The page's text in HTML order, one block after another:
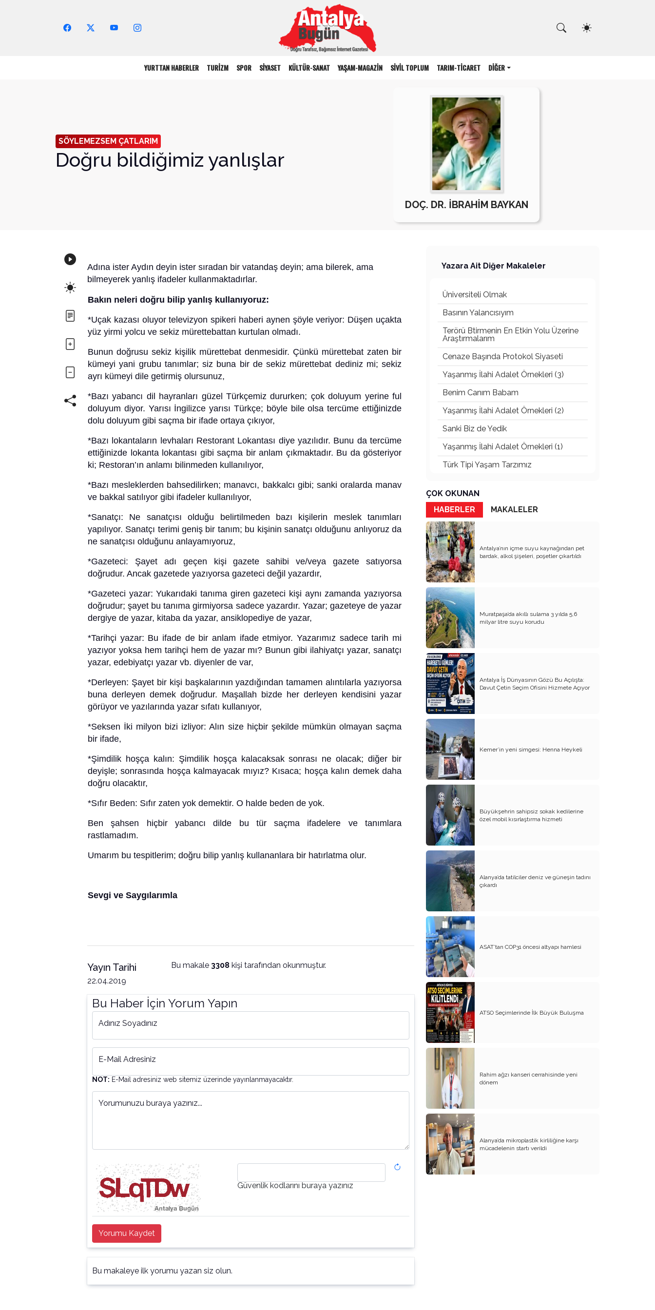
YURTTAN HABERLER TURİZM SPOR SİYASET KÜLTÜR-SANAT YAŞAM-MAGAZİN SİVİL TOPLUM TARIM-TİCARET DİĞER
SÖYLEMEZSEM ÇATLARIM
Doğru bildiğimiz yanlışlar
DOÇ. DR. İBRAHİM BAYKAN
Adına ister Aydın deyin ister sıradan bir vatandaş deyin; ama bilerek, ama
bilmeyerek yanlış ifadeler kullanmaktadırlar.
Bakın neleri doğru bilip yanlış kullanıyoruz:
*Uçak kazası oluyor televizyon spikeri haberi aynen şöyle veriyor: Düşen uçakta
yüz yirmi yolcu ve sekiz mürettebattan kurtulan olmadı.
Bunun doğrusu sekiz kişilik mürettebat denmesidir. Çünkü mürettebat zaten bir
kümeyi yani grubu tanımlar; siz buna bir de sekiz mürettebat dediniz mi; sekiz
ayrı kümeyi dile getirmiş olursunuz,
*Bazı yabancı dil hayranları güzel Türkçemiz dururken; çok doluyum yerine ful
doluyum diyor. Yarısı İngilizce yarısı Türkçe; böyle bile olsa tercüme ettiğinizde
dolu doluyum gibi saçma bir ifade ortaya çıkıyor,
*Bazı lokantaların levhaları Restorant Lokantası diye yazılıdır. Bunu da tercüme
ettiğinizde lokanta lokantası gibi saçma bir anlam çıkmaktadır. Bu da gösteriyor
ki; Restoran’ın anlamı bilinmeden kullanılıyor,
*Bazı mesleklerden bahsedilirken; manavcı, bakkalcı gibi; sanki oralarda manav
ve bakkal satılıyor gibi ifadeler kullanılıyor,
*Sanatçı: Ne sanatçısı olduğu belirtilmeden bazı kişilerin meslek tanımları
yapılıyor. Sanatçı terimi geniş bir tanım; bu kişinin sanatçı olduğunu anlıyoruz da
ne sanatçısı olduğunu anlayamıyoruz,
*Gazeteci: Şayet adı geçen kişi gazete sahibi ve/veya gazete satıyorsa
doğrudur. Ancak gazetede yazıyorsa gazeteci değil yazardır,
*Gazeteci yazar: Yukarıdaki tanıma giren gazeteci kişi aynı zamanda yazıyorsa
doğrudur; şayet bu tanıma girmiyorsa sadece yazardır. Yazar; gazeteye de yazar
dergiye de yazar, kitaba da yazar, ansiklopediye de yazar,
*Tarihçi yazar: Bu ifade de bir anlam ifade etmiyor. Yazarımız sadece tarih mi
yazıyor yoksa hem tarihçi hem de yazar mı? Bunun gibi ilahiyatçı yazar, sanatçı
yazar, edebiyatçı yazar vb. diyenler de var,
*Derleyen: Şayet bir kişi başkalarının yazdığından tamamen alıntılarla yazıyorsa
buna derleyen demek doğrudur. Maşallah bizde her derleyen kendisini yazar
görüyor ve yazılarında yazar sıfatı kullanıyor,
*Seksen İki milyon bizi izliyor: Alın size hiçbir şekilde mümkün olmayan saçma
bir ifade,
*Şimdilik hoşça kalın: Şimdilik hoşça kalacaksak sonrası ne olacak; diğer bir
deyişle; sonrasında hoşça kalmayacak mıyız? Kısaca; hoşça kalın demek daha
doğru olacaktır,
*Sıfır Beden: Sıfır zaten yok demektir. O halde beden de yok.
Ben şahsen hiçbir yabancı dilde bu tür saçma ifadelere ve tanımlara
rastlamadım.
Umarım bu tespitlerim; doğru bilip yanlış kullananlara bir hatırlatma olur.
Sevgi ve Saygılarımla
Yayın Tarihi
22.04.2019
Bu makale 3308kişi tarafından okunmuştur.
Bu Haber İçin Yorum Yapın
Adınız Soyadınız
E-Mail Adresiniz
NOT: E-Mail adresiniz web sitemiz üzerinde yayınlanmayacaktır.
Yorumunuzu buraya yazınız...
Güvenlik kodlarını buraya yazınız
Yorumu Kaydet
Bu makaleye ilk yorumu yazan siz olun.
Yazara Ait Diğer Makaleler
Üniversiteli Olmak
Basının Yalancısıyım
Terörü Btirmenin En Etkin Yolu Üzerine
Araştırmalarım
Cenaze Başında Protokol Siyaseti
Yaşanmış İlahi Adalet Örnekleri (3)
Benim Canım Babam
Yaşanmış İlahi Adalet Örnekleri (2)
Sanki Biz de Yedik
Yaşanmış İlahi Adalet Örnekleri (1)
Türk Tipi Yaşam Tarzımız
Katil Ağaçlar
Keşke Herkes Sevdiği ve İyi Bildiği İşi
Yapsa
Veda Mektubum
Avm’ler Sinek Avlıyor
Hangi Gazetecilerin Günü?
Çok Para, Çok Bela
Geçen Yıldan Akılda Kalanlar
Yeni Yıl Duam
Çağımızın Hastalığı Madde Bağımlılığı
Yürek Burkan İsyanlarım
Organ Nakli ve Bağışı Hakkında
Görüşlerim
Suyumuz Isınıyor Haberiniz Olsun!!
Sözde Kadın Hakları Günü
Engellilerimize Engel Olmayalım
Öğretmenler Günü ve Eğitim
Sistemimiz
Kreşten Üniversiteye Tavsiyelerim
Binalar ve Zinalar
Altın Takı Mağdurları
Protokol
Modifiye Kadınlar
Evliliğin Anatomisi
Diyanet İşleri Hallet Şu İşleri
Mezarcı Hikmet’in Yürek Burkan Hayat
Hikayesi
Neşet Ertaş’ın Anısına
Canım Yurdum İnsanları - 1
Bu Yazım Sözde Değil Özde
Müslüman Olan Ülkeler İçindir!!
Aileme Duyduğum Özlem
Kırtasiye Vurgunu
Dijital Çağın Çocukları
Sıcak, Sıcak Çok Sıcak !!
FİKRET OTYAM’IN ANISINA
BİZDE KAÇ ROWAN VAR ACABA?
SANA NE!!
KADIN CİNAYETLERİNE FARKLI BİR
BAKIŞ
SUYUMUZ ISINIYOR
ÇOK OKUNAN
HABERLER
MAKALELER
Antalya’nın içme suyu kaynağından pet
bardak, alkol şişeleri, poşetler çıkartıldı
Muratpaşa’da akıllı sulama 3 yılda 5,6
milyar litre suyu korudu
Antalya İş Dünyasının Gözü Bu Açılışta:
Davut Çetin Seçim Ofisini Hizmete Açıyor
Kemer’in yeni simgesi: Henna Heykeli
Büyükşehrin sahipsiz sokak kedilerine
özel mobil kısırlaştırma hizmeti
Alanya’da tatilciler deniz ve güneşin tadını
çıkardı
ASAT’tan COP31 öncesi altyapı hamlesi
ATSO Seçimlerinde İlk Büyük Buluşma
Rahim ağzı kanseri cerrahisinde yeni
dönem
Alanya’da mikroplastik kirliliğine karşı
mücadelenin startı verildi
Arama Yap!